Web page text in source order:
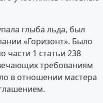
глыба льда, был
«Горизонт». Было
части 1 статьи 238
требованиям
в отношении мастера